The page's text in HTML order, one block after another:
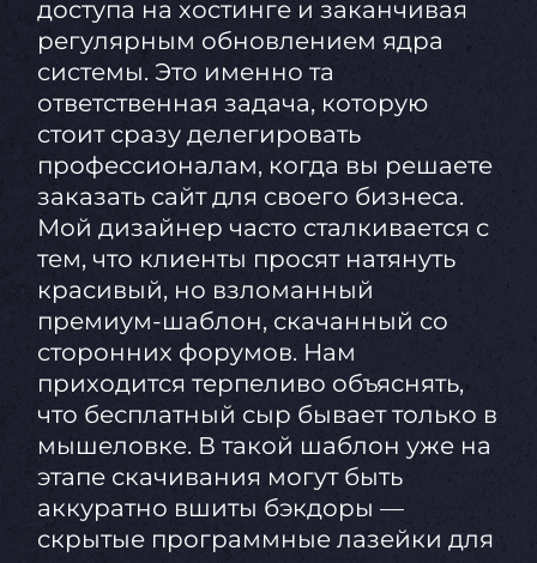
доступа на хостинге и заканчивая
регулярным обновлением ядра
системы. Это именно та
ответственная задача, которую
стоит сразу делегировать
профессионалам, когда вы решаете
заказать сайт для своего бизнеса.
Мой дизайнер часто сталкивается с
тем, что клиенты просят натянуть
красивый, но взломанный
премиум-шаблон, скачанный со
сторонних форумов. Нам
приходится терпеливо объяснять,
что бесплатный сыр бывает только в
мышеловке. В такой шаблон уже на
этапе скачивания могут быть
аккуратно вшиты бэкдоры —
скрытые программные лазейки для